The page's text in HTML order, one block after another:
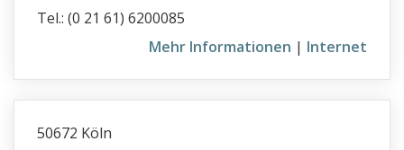
s
v
w
Tel.: (0 21 61) 6200085
Mehr Informationen | Internet
50672 Köln